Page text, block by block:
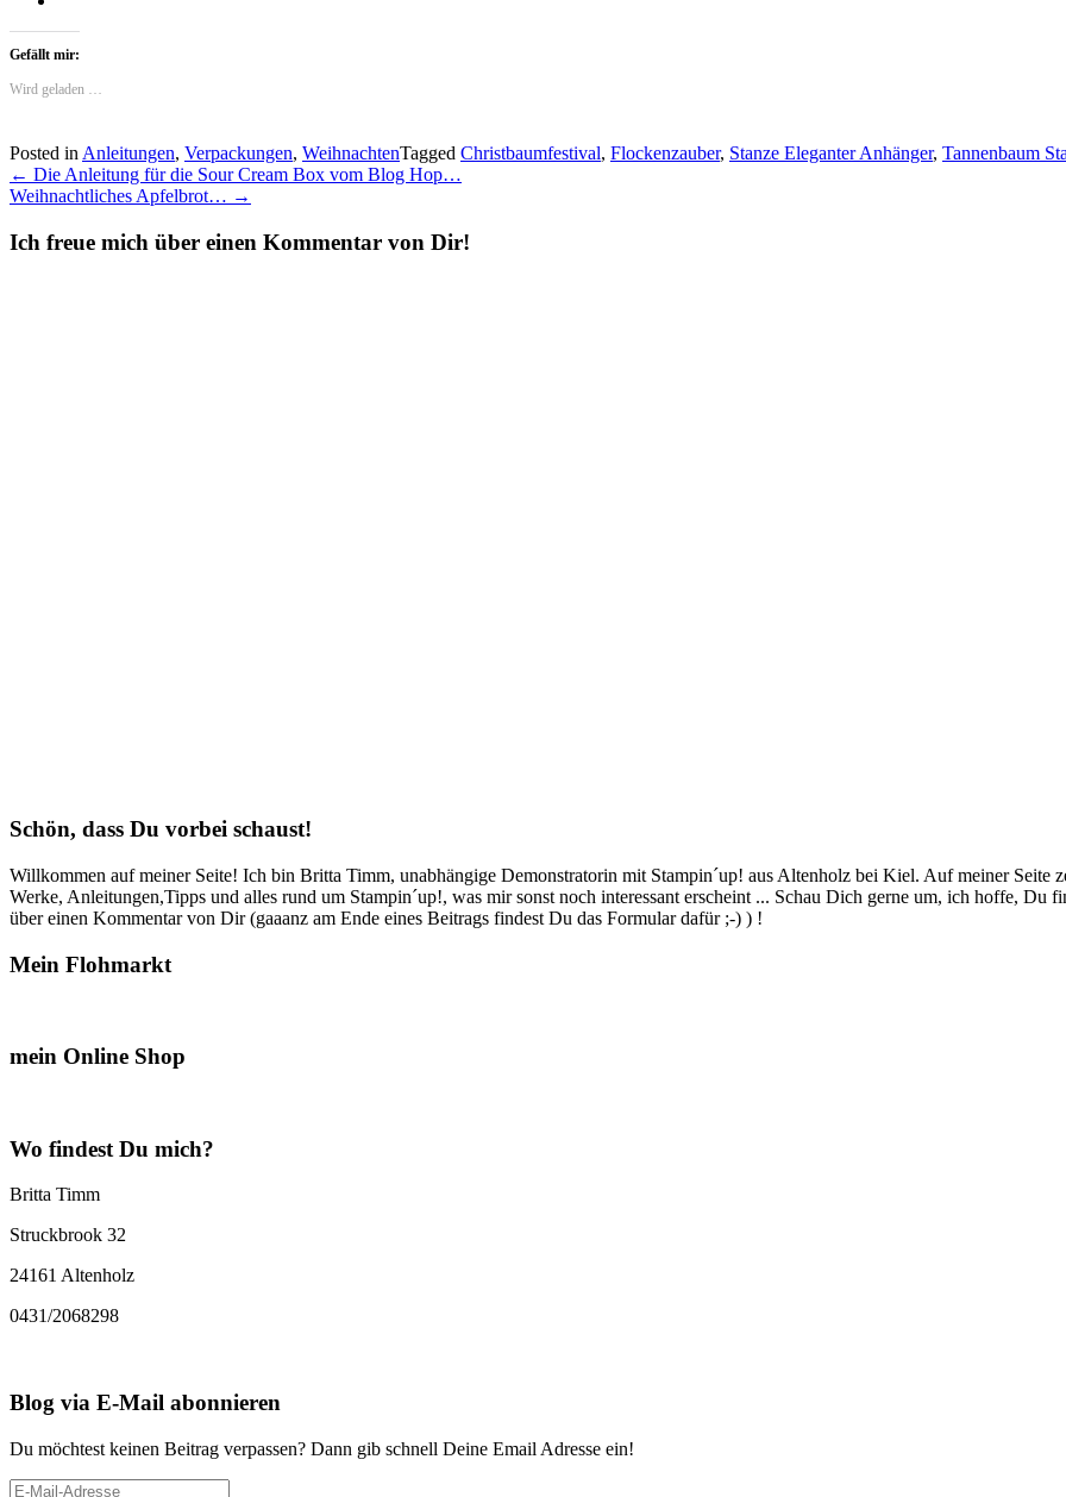
Gefällt mir:
Wird geladen …
Posted in Anleitungen, Verpackungen, WeihnachtenTagged Christbaumfestival, Flockenzauber, Stanze Eleganter Anhänger, Tannenbaum
Post
navigation
← Die Anleitung für die Sour Cream Box vom Blog Hop…
Weihnachtliches Apfelbrot… →
Ich freue mich über einen Kommentar von Dir!
Schön, dass Du vorbei schaust!
Willkommen auf meiner Seite! Ich bin Britta Timm, unabhängige Demonstratorin mit Stampin´up! aus Altenholz bei Kiel. Auf meiner Seite
Werke, Anleitungen,Tipps und alles rund um Stampin´up!, was mir sonst noch interessant erscheint ... Schau Dich gerne um, ich hoffe,
über einen Kommentar von Dir (gaaanz am Ende eines Beitrags findest Du das Formular dafür ;-) ) !
Mein Flohmarkt
mein Online Shop
Wo findest Du mich?
Britta Timm
Struckbrook 32
24161 Altenholz
0431/2068298
Blog via E-Mail abonnieren
Du möchtest keinen Beitrag verpassen? Dann gib schnell Deine Email Adresse ein!
E-